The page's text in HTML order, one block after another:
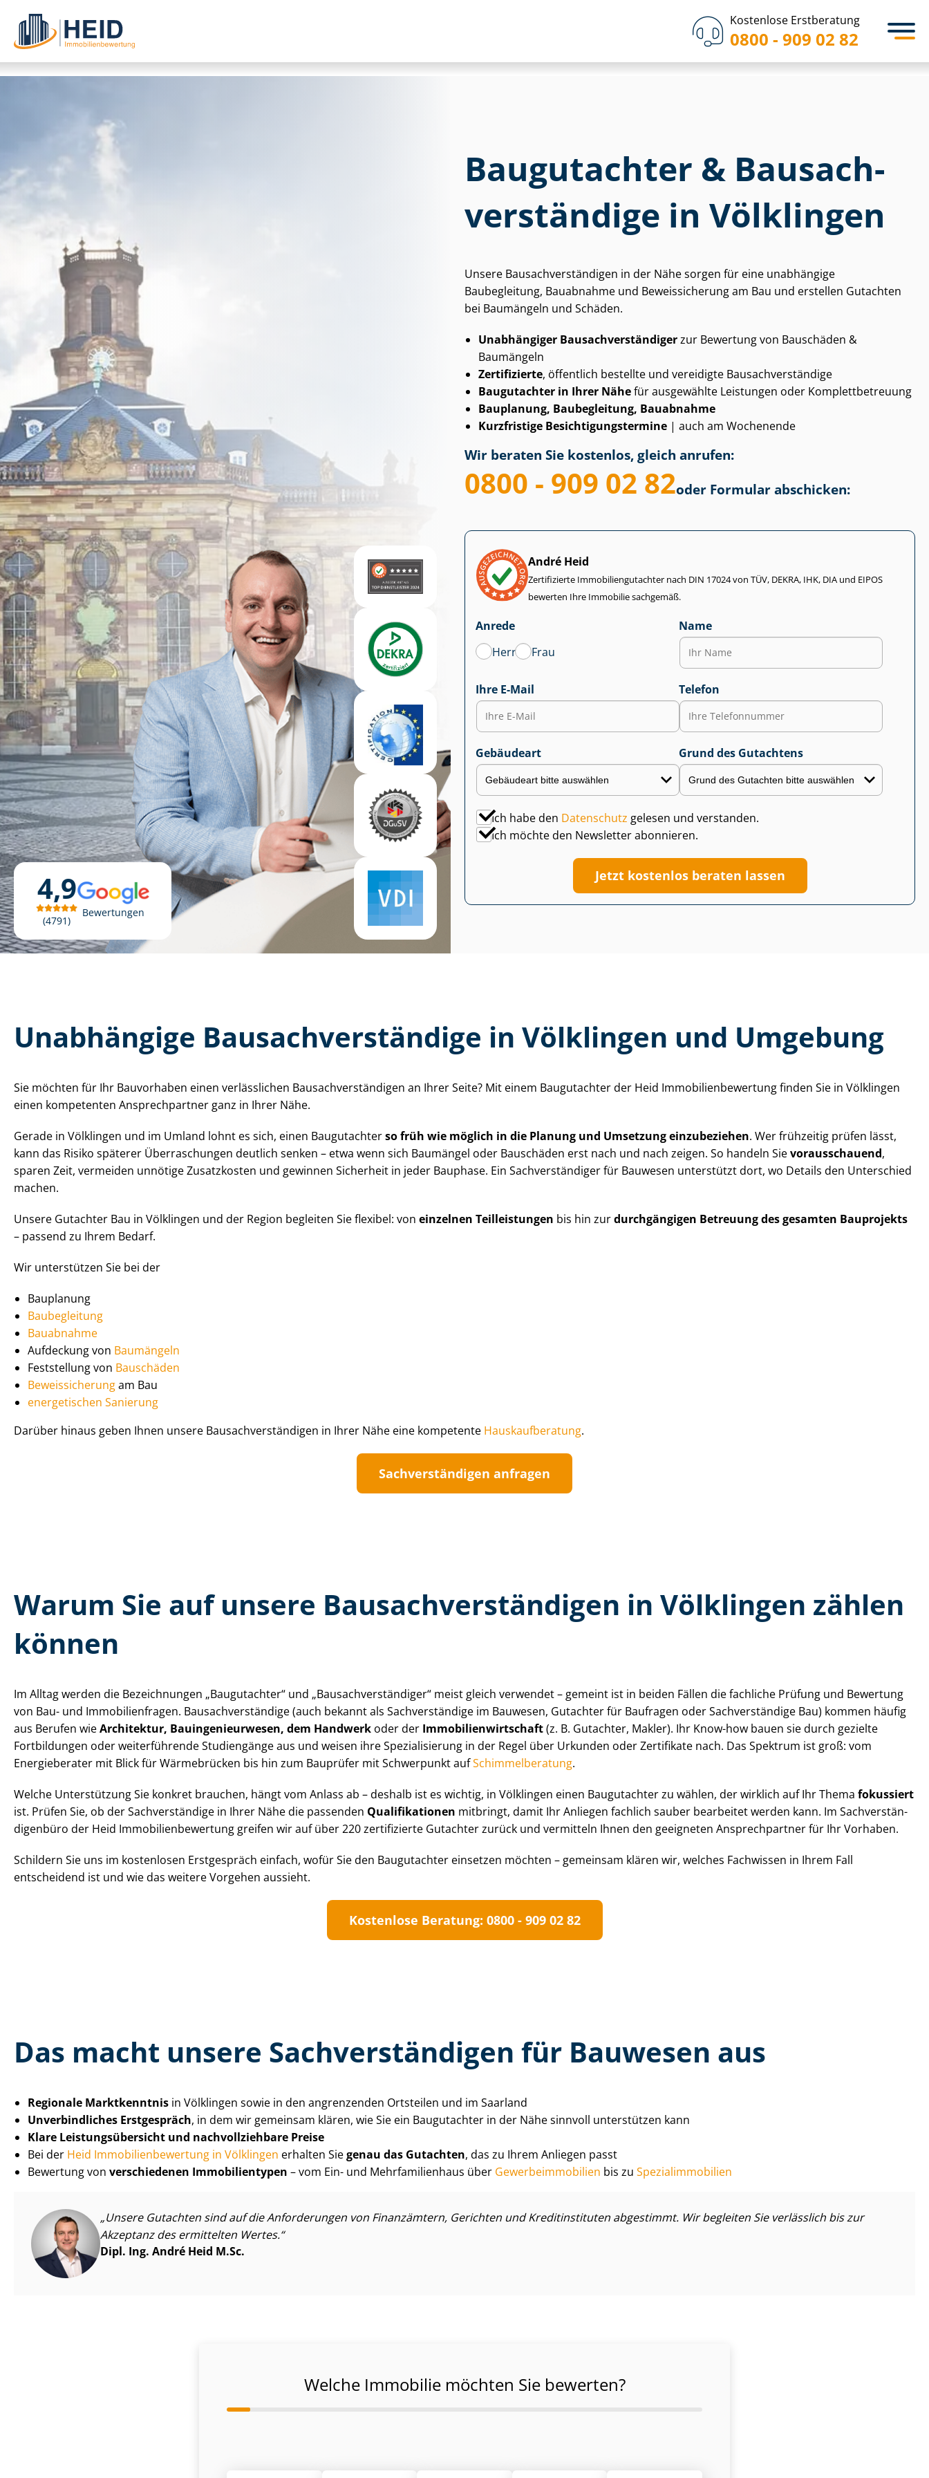
Kostenlose Erstberatung
0800 - 909 02 82
4,9
4791
Bewertungen
Baugutachter & Bau­sach­
ver­stän­di­ge in Völklingen
Unsere Bau­sach­ver­stän­di­gen in der Nähe sorgen für eine unabhängige
Baubegleitung, Bauabnahme und Beweissicherung am Bau und erstellen Gutachten
bei Baumängeln und Schäden.
Unabhängiger Bau­sach­ver­stän­di­gerzur Bewertung von Bauschäden &
Baumängeln
Zertifizierte, öffentlich bestellte und vereidigte Bau­sach­ver­stän­di­ge
Baugutachter in Ihrer Nähefür ausgewählte Leistungen oder Kom­plett­be­treu­ung
Bauplanung, Baubegleitung, Bauabnahme
Kurzfristige Be­sich­ti­gungs­ter­mi­ne | auch am Wochenende
Wir beraten Sie kostenlos, gleich anrufen:
0800 - 909 02 82oder Formular abschicken:
André Heid
Zertifizierte Im­mo­bi­li­en­gut­ach­ter nach DIN 17024 von TÜV, DEKRA, IHK, DIA und EIPOS
bewerten Ihre Immobilie sachgemäß.
Anrede
Herr
Frau
Name
Ihre E-Mail Telefon
Gebäudeart Grund des Gutachtens
Ich habe den Datenschutz gelesen und verstanden.
Ich möchte den Newsletter abonnieren.
Jetzt kostenlos beraten lassen
Unabhängige Bau­sach­ver­stän­di­ge in Völklingen und Umgebung
Sie möchten für Ihr Bauvorhaben einen verlässlichen Bau­sach­ver­stän­di­gen an Ihrer Seite? Mit einem Baugutachter der Heid Im­mo­bi­li­en­be­wer­tung finden Sie in Völklingen
einen kompetenten Ansprechpartner ganz in Ihrer Nähe.
Gerade in Völklingen und im Umland lohnt es sich, einen Baugutachterso früh wie möglich in die Planung und Umsetzung einzubeziehen. Wer frühzeitig prüfen lässt,
kann das Risiko späterer Überraschungen deutlich senken – etwa wenn sich Baumängel oder Bauschäden erst nach und nach zeigen. So handeln Sievorausschauend,
sparen Zeit, vermeiden unnötige Zusatzkosten und gewinnen Sicherheit in jeder Bauphase. Ein Sach­ver­stän­di­ger für Bauwesen unterstützt dort, wo Details den Unterschied
machen.
Unsere Gutachter Bau in Völklingen und der Region begleiten Sie flexibel: von einzelnen Teilleistungen bis hin zurdurchgängigen Betreuung des gesamten Bauprojekts
– passend zu Ihrem Bedarf.
Wir unterstützen Sie bei der
Bauplanung
Baubegleitung
Bauabnahme
Aufdeckung von Baumängeln
Feststellung von Bauschäden
Beweissicherungam Bau
energetischen Sanierung
Darüber hinaus geben Ihnen unsere Bau­sach­ver­stän­di­gen in Ihrer Nähe eine kompetente Haus­kauf­be­ra­tung.
Sach­ver­stän­di­gen anfragen
Warum Sie auf unsere Bau­sach­ver­stän­di­gen in Völklingen zählen
können
Im Alltag werden die Bezeichnungen „Baugutachter“ und „Bau­sach­ver­stän­di­ger“ meist gleich verwendet – gemeint ist in beiden Fällen die fachliche Prüfung und Bewertung
von Bau- und Im­mo­bi­li­en­fra­gen. Bau­sach­ver­stän­di­ge (auch bekannt als Sachverständige im Bauwesen, Gutachter für Baufragen oder Sachverständige Bau) kommen häufig
aus Berufen wieArchitektur, Bau­in­ge­nieur­we­sen, dem Handwerk oder der Im­mo­bi­li­en­wirt­schaft(z. B. Gutachter, Makler). Ihr Know-how bauen sie durch gezielte
Fortbildungen oder weiterführende Studiengänge aus und weisen ihre Spezialisierung in der Regel über Urkunden oder Zertifikate nach. Das Spektrum ist groß: vom
Energieberater mit Blick für Wärmebrücken bis hin zum Bauprüfer mit Schwerpunkt aufSchim­mel­be­ra­tung.
Welche Unterstützung Sie konkret brauchen, hängt vom Anlass ab – deshalb ist es wichtig, in Völklingen einen Baugutachter zu wählen, der wirklich auf Ihr Thema fokussiert
ist. Prüfen Sie, ob der Sachverständige in Ihrer Nähe die passenden Qualifikationen mitbringt, damit Ihr Anliegen fachlich sauber bearbeitet werden kann. Im Sach­ver­stän­
di­gen­bü­ro der Heid Im­mo­bi­li­en­be­wer­tung greifen wir auf über 220 zertifizierte Gutachter zurück und vermitteln Ihnen den geeigneten Ansprechpartner für Ihr Vorhaben.
Schildern Sie uns im kostenlosen Erstgespräch einfach, wofür Sie den Baugutachter einsetzen möchten – gemeinsam klären wir, welches Fachwissen in Ihrem Fall
entscheidend ist und wie das weitere Vorgehen aussieht.
Kostenlose Beratung: 0800 - 909 02 82
Das macht unsere Sach­ver­stän­di­gen für Bauwesen aus
Regionale Marktkenntnis in Völklingen sowie in den angrenzenden Ortsteilen und im Saarland
Unverbindliches Erstgespräch, in dem wir gemeinsam klären, wie Sie ein Baugutachter in der Nähe sinnvoll unterstützen kann
Klare Leis­tungs­über­sicht und nach­voll­zieh­ba­re Preise
Bei der Heid Im­mo­bi­li­en­be­wer­tung in Völklingen erhalten Siegenau das Gutachten, das zu Ihrem Anliegen passt
Bewertung von verschiedenen Immobilientypen – vom Ein- und Mehr­fa­mi­li­en­haus über Ge­wer­be­im­mo­bi­li­en bis zu Spe­zi­al­im­mo­bi­li­en
Unsere Gutachten sind auf die Anforderungen von Finanzämtern, Gerichten und Kre­dit­in­sti­tu­ten abgestimmt. Wir begleiten Sie verlässlich bis zur
Akzeptanz des ermittelten Wertes.
Dipl. Ing. André Heid M.Sc.
Welche Immobilie möchten Sie bewerten?